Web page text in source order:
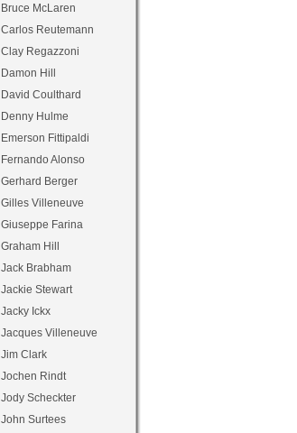
Bruce McLaren
Carlos Reutemann
Clay Regazzoni
Damon Hill
David Coulthard
Denny Hulme
Emerson Fittipaldi
Fernando Alonso
Gerhard Berger
Gilles Villeneuve
Giuseppe Farina
Graham Hill
Jack Brabham
Jackie Stewart
Jacky Ickx
Jacques Villeneuve
Jim Clark
Jochen Rindt
Jody Scheckter
John Surtees